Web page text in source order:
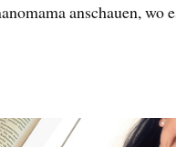
anschauen, wo